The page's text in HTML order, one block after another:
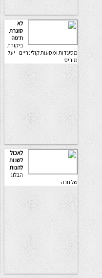
לא
סוגרת
ת'פה
ביקורת
מסעדות ומסעות קולינריים - יעל
מוריס
לאכול
לשנות
להנות
הבלוג
של חנה